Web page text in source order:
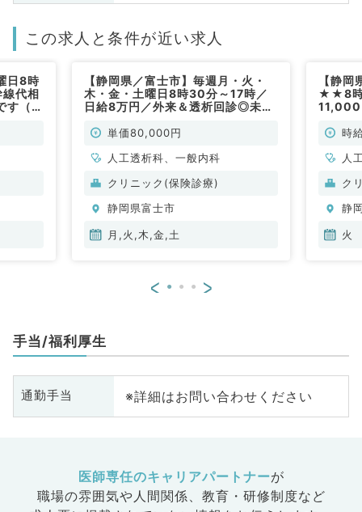
この求人と条件が近い求人
日8時
代相
す（腎
【静岡県／富士市】毎週月・火・
木・金・土曜日8時30分～17時／
日給8万円／外来＆透析回診◎未経
／非常勤）
単価80,000円
人工透析科、一般内科
クリニック(保険診療)
静岡県富士市
月,火,木,金,土
【静
★★8時
11,000
臓内時
人
ク
静
火
< >
手当/福利厚生
通勤手当 ※詳細はお問い合わせください
医師専任のキャリアパートナーが
職場の雰囲気や人間関係、 教育・研修制度など